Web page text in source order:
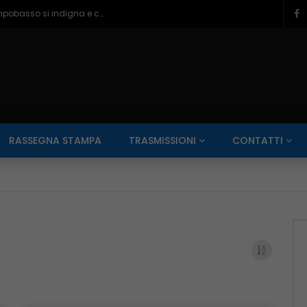
Ragazzine violentate al Romagnoli, Campobasso si indigna e chiede più controlli – 06/08/2026
RASSEGNA STAMPA TRASMISSIONI CONTATTI
SALUTE AI RAGGI X ZONA SPORT